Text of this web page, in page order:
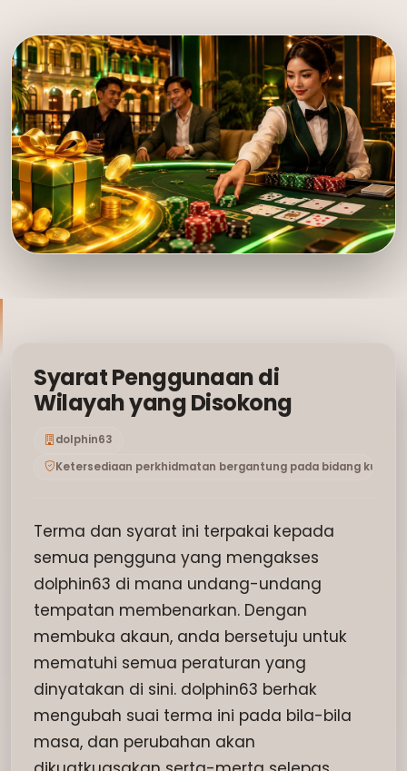
Syarat Penggunaan di
Wilayah yang Disokong
dolphin63
Ketersediaan perkhidmatan bergantung pada bidang
Terma dan syarat ini terpakai kepada
semua pengguna yang mengakses
dolphin63 di mana undang-undang
tempatan membenarkan. Dengan
membuka akaun, anda bersetuju untuk
mematuhi semua peraturan yang
dinyatakan di sini. dolphin63 berhak
mengubah suai terma ini pada bila-bila
masa, dan perubahan akan